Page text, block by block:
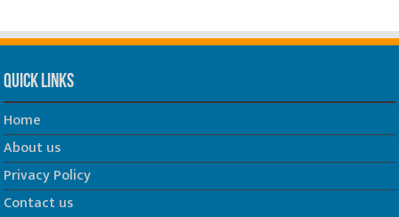
Quick Links
Home
About us
Privacy Policy
Contact us